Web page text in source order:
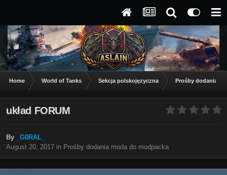
Home World of Tanks Sekcja polskojęzyczna Prośby dodania
układ FORUM
By
_G0RAL_
August 20, 2017 in Prośby dodania moda do modpacka